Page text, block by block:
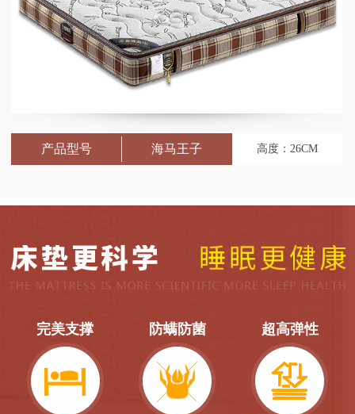
产品型号 166-A 高度：24CM
完美支撑 防螨防菌 超高弹性